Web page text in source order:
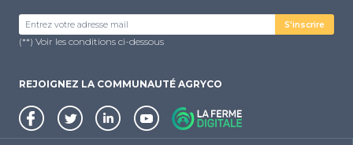
S'inscrire
(**) Voir les conditions ci-dessous
REJOIGNEZ LA COMMUNAUTÉ AGRYCO